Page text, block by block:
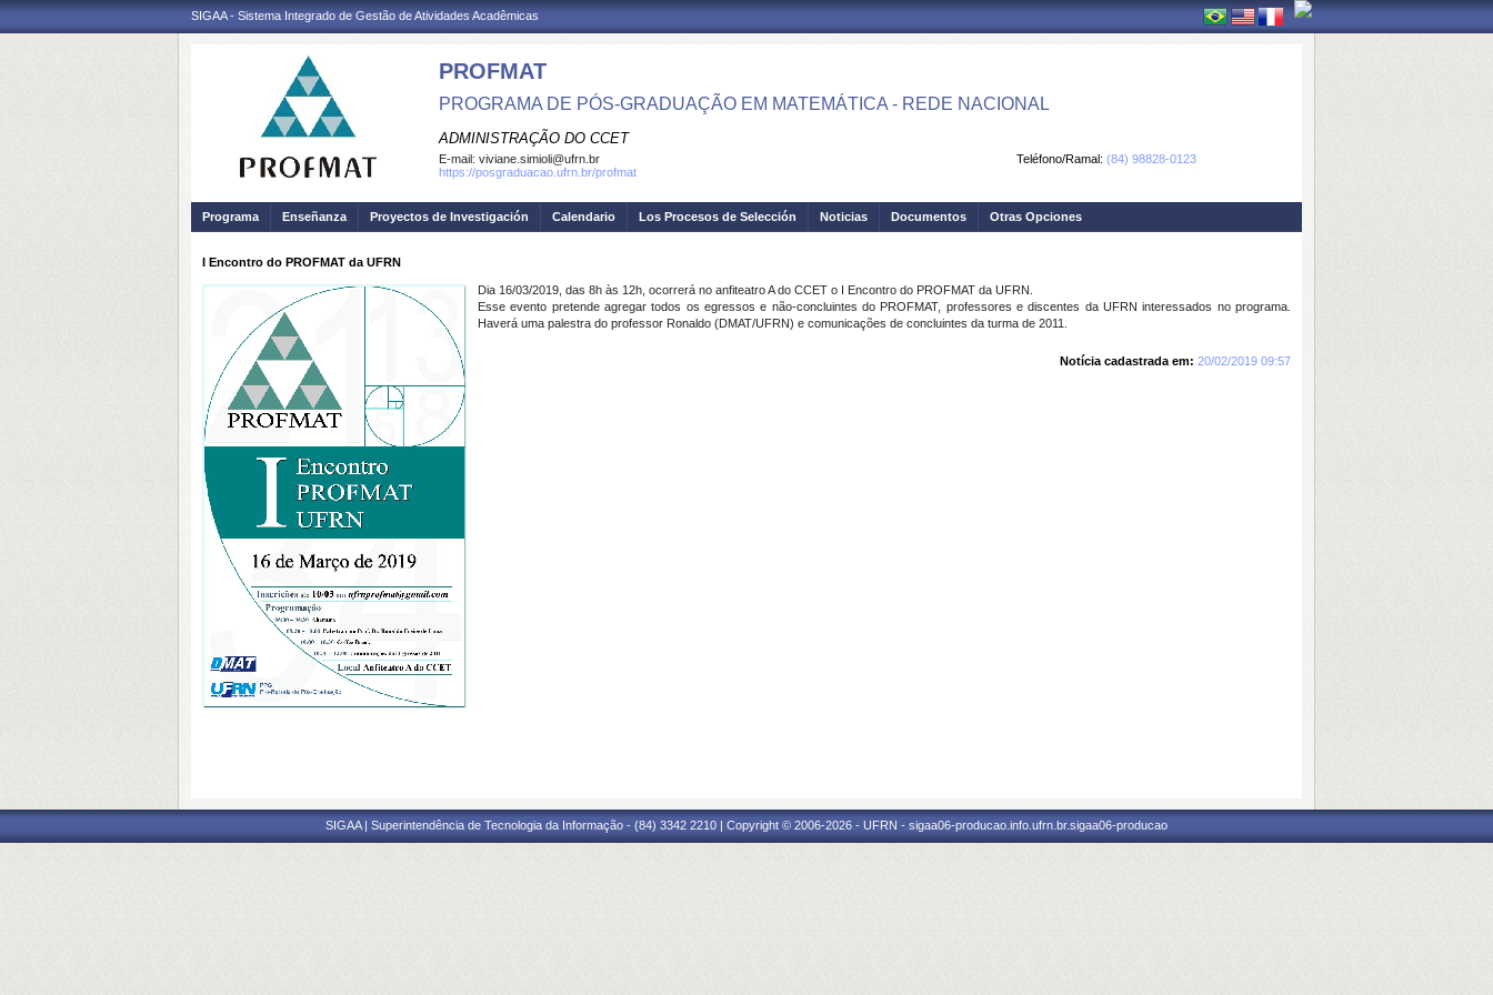
SIGAA - Sistema Integrado de Gestão de Atividades Acadêmicas
PROFMAT
PROGRAMA DE PÓS-GRADUAÇÃO EM MATEMÁTICA - REDE NACIONAL
ADMINISTRAÇÃO DO CCET
Teléfono/Ramal: (84) 98828-0123
E-mail: viviane.simioli@ufrn.br
https://posgraduacao.ufrn.br/profmat
Programa Enseñanza Proyectos de Investigación Calendario Los Procesos de Selección Noticias Documentos Otras Opciones
I Encontro do PROFMAT da UFRN
Dia 16/03/2019, das 8h às 12h, ocorrerá no anfiteatro A do CCET o I Encontro do PROFMAT da UFRN.
Esse evento pretende agregar todos os egressos e não-concluintes do PROFMAT, professores e discentes da UFRN interessados no programa.
Haverá uma palestra do professor Ronaldo (DMAT/UFRN) e comunicações de concluintes da turma de 2011.
Notícia cadastrada em: 20/02/2019 09:57
SIGAA | Superintendência de Tecnologia da Informação - (84) 3342 2210 | Copyright © 2006-2026 - UFRN - sigaa06-producao.info.ufrn.br.sigaa06-producao